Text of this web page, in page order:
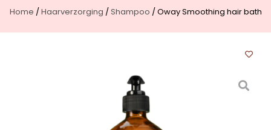
Home /Haarverzorging /Shampoo / Oway Smoothing hair bath